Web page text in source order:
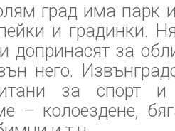
град има парк
и градинки.
допринасят за
него.
за спорт и
– колоездене,